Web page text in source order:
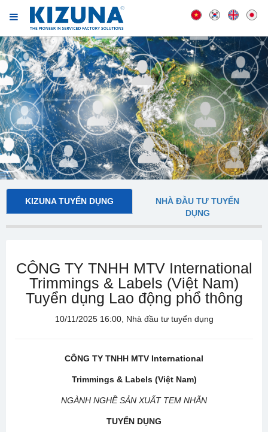
KIZUNA TUYỂN DỤNG
NHÀ ĐẦU TƯ TUYỂN
DỤNG
CÔNG TY TNHH MTV International
Trimmings & Labels (Việt Nam)
Tuyển dụng Lao động phổ thông
10/11/2025 16:00, Nhà đầu tư tuyển dụng
CÔNG TY TNHH MTV International
Trimmings & Labels (Việt Nam)
NGÀNH NGHỀ SẢN XUẤT TEM NHÃN
TUYỂN DỤNG